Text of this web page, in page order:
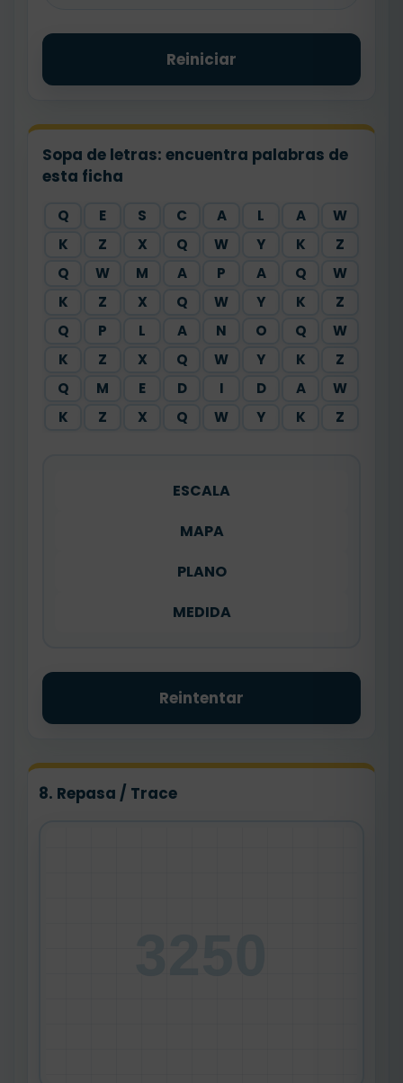
Reiniciar
Sopa de letras: encuentra palabras de
esta ficha
Q E S C A L A
W
K
Z X Q W Y K
Z
Q
W M A P A Q
W
K
Z X Q W Y K
Z
Q
P L A N O Q
W
K
Z X Q W Y K
Z
Q
M E D I D A
W
K
Z X Q W Y K Z
ESCALA
MAPA
PLANO
MEDIDA
Reintentar
8. Repasa / Trace